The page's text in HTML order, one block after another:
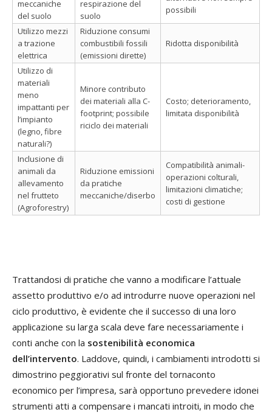
meccaniche
del suolo
respirazione del
suolo
possibili
Utilizzo mezzi
a trazione
elettrica
Riduzione consumi
combustibili fossili
(emissioni dirette)
Ridotta disponibilità
Utilizzo di
materiali
meno
impattanti per
l’impianto
(legno, fibre
naturali?)
Minore contributo
dei materiali alla C-
footprint; possibile
riciclo dei materiali
Costo; deterioramento,
limitata disponibilità
Inclusione di
animali da
allevamento
nel frutteto
(Agroforestry)
Riduzione emissioni
da pratiche
meccaniche/diserbo
Compatibilità animali-
operazioni colturali,
limitazioni climatiche;
costi di gestione
Trattandosi di pratiche che vanno a modificare l’attuale
assetto produttivo e/o ad introdurre nuove operazioni nel
ciclo produttivo, è evidente che il successo di una loro
applicazione su larga scala deve fare necessariamente i
conti anche con la sostenibilità economica
dell’intervento. Laddove, quindi, i cambiamenti introdotti si
dimostrino peggiorativi sul fronte del tornaconto
economico per l’impresa, sarà opportuno prevedere idonei
strumenti atti a compensare i mancati introiti, in modo che